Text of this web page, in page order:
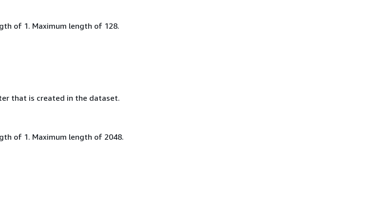
of 1. Maximum length of 128.
that is created in the dataset.
of 1. Maximum length of 2048.